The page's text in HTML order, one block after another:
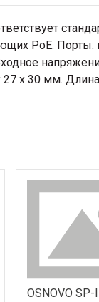
PoE. Порты:
x 30 мм. Длина
OSNOVO